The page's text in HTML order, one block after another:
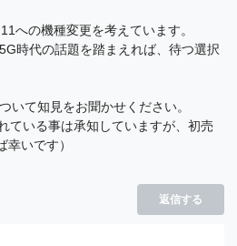
への機種変更を考えています。
時代の話題を踏まえれば、待つ選択
いて知見をお聞かせください。
ている事は承知していますが、初売
幸いです）
返信する